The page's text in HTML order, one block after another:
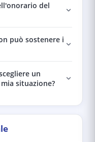
del
può sostenere i
un
situazione?